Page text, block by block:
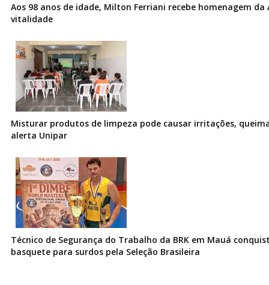
Aos 98 anos de idade, Milton Ferriani recebe homenagem da
vitalidade
Misturar produtos de limpeza pode causar irritações,
alerta Unipar
Técnico de Segurança do Trabalho da BRK em Mauá
basquete para surdos pela Seleção Brasileira